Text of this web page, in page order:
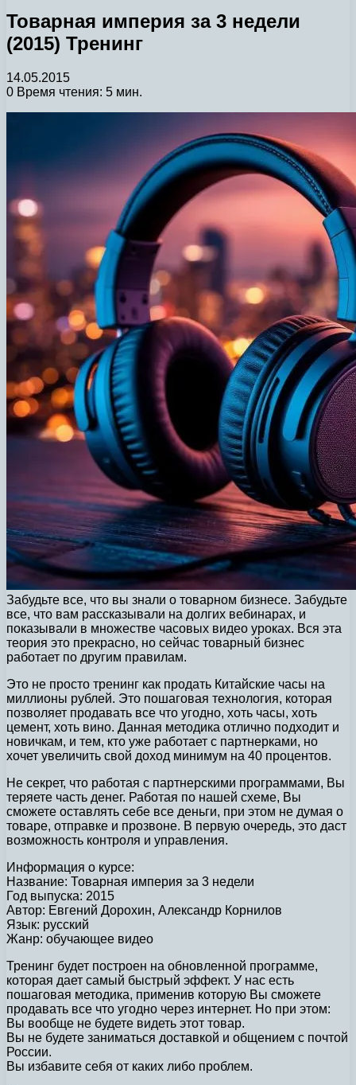
Товарная империя за 3 недели
(2015) Тренинг
14.05.2015
0 Время чтения: 5 мин.
Забудьте все, что вы знали о товарном бизнесе. Забудьте
все, что вам рассказывали на долгих вебинарах, и
показывали в множестве часовых видео уроках. Вся эта
теория это прекрасно, но сейчас товарный бизнес
работает по другим правилам.
Это не просто тренинг как продать Китайские часы на
миллионы рублей. Это пошаговая технология, которая
позволяет продавать все что угодно, хоть часы, хоть
цемент, хоть вино. Данная методика отлично подходит и
новичкам, и тем, кто уже работает с партнерками, но
хочет увеличить свой доход минимум на 40 процентов.
Не секрет, что работая с партнерскими программами, Вы
теряете часть денег. Работая по нашей схеме, Вы
сможете оставлять себе все деньги, при этом не думая о
товаре, отправке и прозвоне. В первую очередь, это даст
возможность контроля и управления.
Информация о курсе:
Название: Товарная империя за 3 недели
Год выпуска: 2015
Автор: Евгений Дорохин, Александр Корнилов
Язык: русский
Жанр: обучающее видео
Тренинг будет построен на обновленной программе,
которая дает самый быстрый эффект. У нас есть
пошаговая методика, применив которую Вы сможете
продавать все что угодно через интернет. Но при этом:
Вы вообще не будете видеть этот товар.
Вы не будете заниматься доставкой и общением с почтой
России.
Вы избавите себя от каких либо проблем.